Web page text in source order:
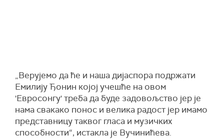
„Верујемо да ће и наша дијаспора подржати
Емилију Ђонин којој учешће на овом
'Евросонгу' треба да буде задовољство јер је
нама свакако понос и велика радост јер имамо
представницу таквог гласа и музичких
способности“, истакла је Вучинићева.